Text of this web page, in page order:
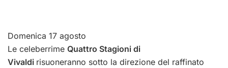
Domenica 17 agosto
Le celeberrime Quattro Stagioni di
Vivaldi risuoneranno sotto la direzione del raffinato